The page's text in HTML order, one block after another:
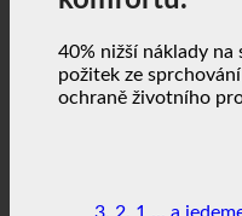
40% nižší náklady na
požitek ze
ochraně životního